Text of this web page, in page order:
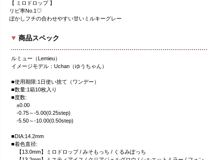
【 ミロドロップ 】
リピ率No.1♡
ぼかしフチの合わせやすい甘いミルキーグレー
商品スペック
ルミュー（Lemieu）
イメージモデル：Uchan（ゆうちゃん）
■使用期限:1日使い捨て（ワンデー）
■数量:1箱10枚入り
■度数:
±0.00
-0.75～-5.00(0.25step)
-5.50～-10.00(0.50step)
■DIA:14.2mm
■着色直径:
【13.0mm】ミロドロップ / みそもっち / くるみぽっち